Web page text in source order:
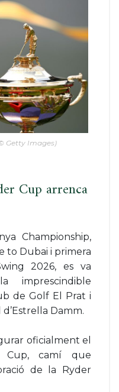
Getty Images)
Cup arrenca
Championship,
to Dubai i primera
2026, es va
imprescindible
de Golf El Prat i
Damm.
oficialment el
Cup, camí que
de la Ryder